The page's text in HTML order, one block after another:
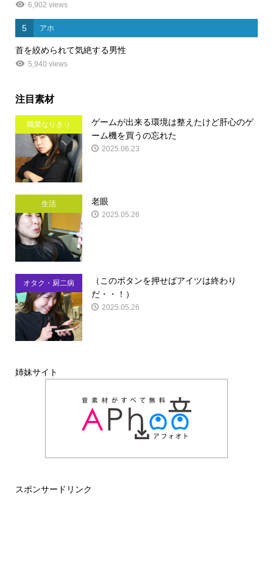
6,902 views
5 アホ
首を絞められて気絶する男性
5,940 views
注目素材
職業なりきり
ゲームが出来る環境は整えたけど肝心のゲ
ーム機を買うの忘れた
2025.06.23
生活 老眼
2025.05.26
オタク・厨二病
（このボタンを押せばアイツは終わり
だ・・！）
2025.05.26
姉妹サイト
スポンサードリンク